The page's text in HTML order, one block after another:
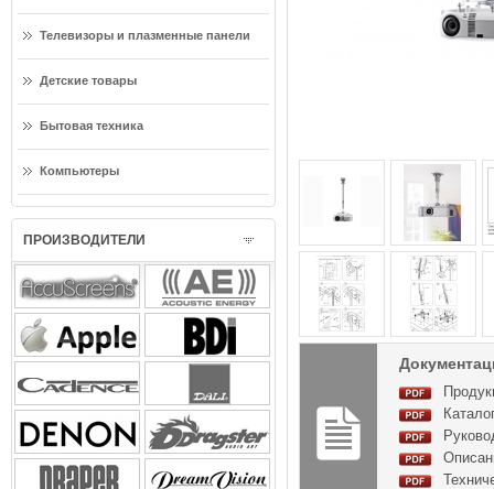
Телевизоры и плазменные панели
Детские товары
Бытовая техника
Компьютеры
ПРОИЗВОДИТЕЛИ